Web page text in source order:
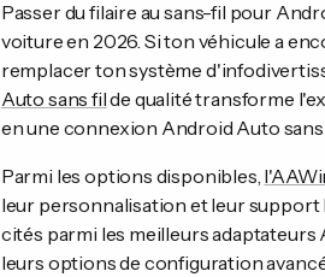
Passer du filaire au sans-fil pour
voiture en 2026. Si ton véhicule a
remplacer ton système
Auto sans filde qualité transforme
en une connexion Android Auto sans
Parmi les options disponibles,
leur personnalisation et leur support
cités parmi les meilleurs adaptateurs
leurs options de configuration